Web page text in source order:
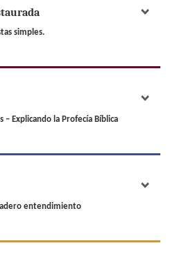
simples.
Explicando la Profecía Bíblica
entendimiento